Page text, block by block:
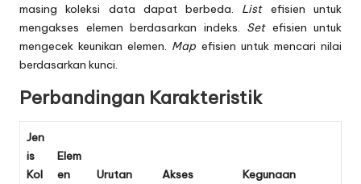
masing koleksi data dapat berbeda. Listefisien untuk
mengakses elemen berdasarkan indeks. Setefisien untuk
mengecek keunikan elemen. Map efisien untuk mencari nilai
berdasarkan kunci.
Perbandingan Karakteristik
Jen
is
Kol
Elem
en
Urutan Akses Kegunaan